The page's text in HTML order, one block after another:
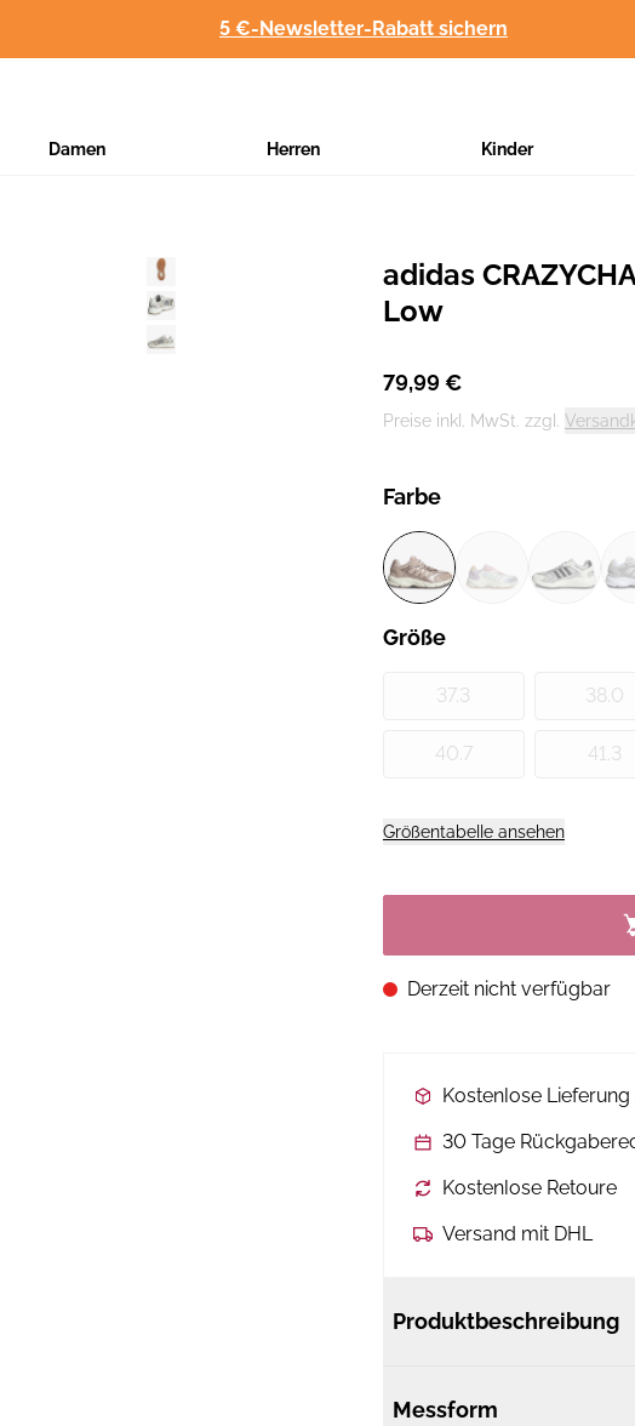
5 €-Newsletter-Rabatt sichern
Damen Herren Kinder
Hersteller:
adidas
Low
79,99 €
Preise inkl. MwSt. zzgl.
Farbe
Größe
37.3 38.0
40.7 41.3
Größentabelle ansehen
Derzeit nicht verfügbar
Kostenlose
30 Tage
Kostenlose Retoure
Versand mit DHL
Produktbeschreibung
Messform